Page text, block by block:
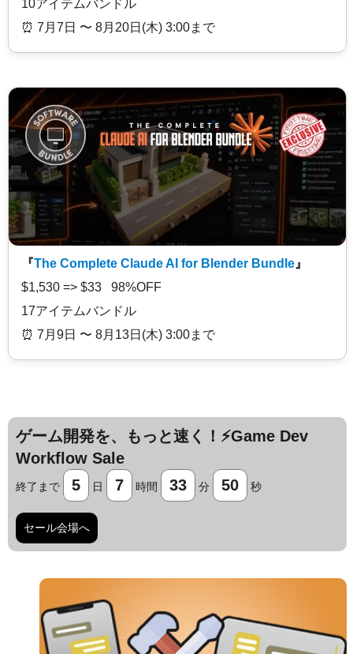
10アイテムバンドル
⏰️ 7月7日 〜 8月20日(木) 3:00まで
『The Complete Claude AI for Blender Bundle 』
$1,530 => $33 98%OFF
17アイテムバンドル
⏰️ 7月9日 〜 8月13日(木) 3:00まで
ゲーム開発を、もっと速く！⚡️Game Dev
Workflow Sale
終了まで 5 日 7 時間 33 分 49 秒
セール会場へ